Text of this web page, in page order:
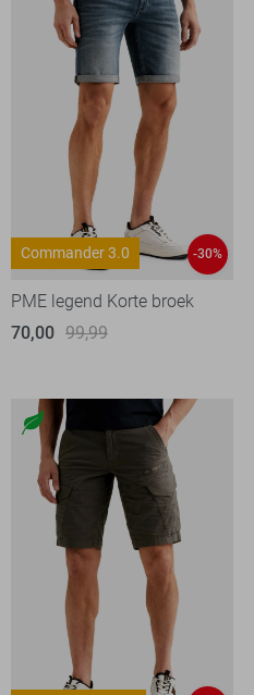
Commander 3.0 -30%
PME legend Korte broek
70,00 99,99